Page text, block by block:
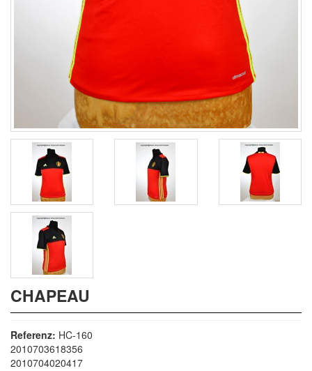
CHAPEAU
Referenz: HC-160
2010703618356
2010704020417